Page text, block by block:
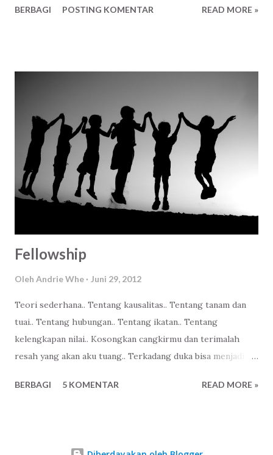
Karena perkataan itu terbentuk dari pengalaman yang
dia, sebaik apapun menantunya. Ada peran yang tidak boleh
digantikan dalam sebuah rumah tangga , karena apabila
tidak demikian niscaya ada kejadian yang tidak
menyenangkan diantaranya. Itulah kenapa pekerjaan di
kartu identitas kependudukan ada namanya, ibu rumah
tangga. Bukan untuk merendahkan, tapi karena itulah fitrah
mulia seorang wanita . Jika tidak? Sebaiknya jangan gega...
BERBAGI POSTING KOMENTAR READ MORE »
Fellowship
Oleh Andrie Whe Juni 29, 2012
Teori sederhana.. Tentang kausalitas.. Tentang tanam dan
tuai.. Tentang hubungan.. Tentang ikatan.. Tentang
kelengkapan nilai.. Kosongkan cangkirmu dan terimalah
resah yang akan aku tuang.. Terkadang duka bisa menjadi
Terkadang suka bisa menjadi pagar yang sangat tinggi lalu
BERBAGI 5 KOMENTAR READ MORE »